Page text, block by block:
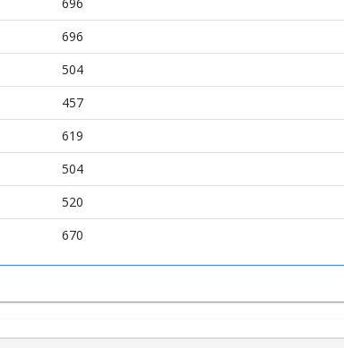
696
504
457
619
504
520
670